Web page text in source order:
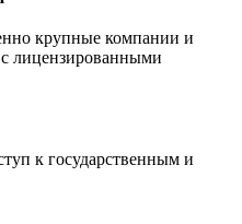
крупные компании и
с лицензированными
к государственным и